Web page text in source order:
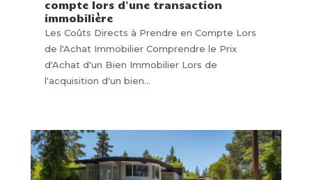
compte lors d'une transaction
immobilière
Les Coûts Directs à Prendre en Compte Lors
de l'Achat Immobilier Comprendre le Prix
d'Achat d'un Bien Immobilier Lors de
l'acquisition d'un bien...